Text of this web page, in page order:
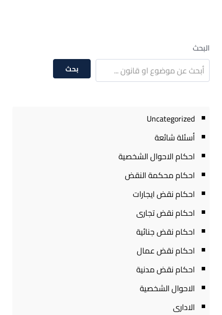
البحث
بحث
Uncategorized
أسئلة شائعة
احكام الاحوال الشخصية
احكام محكمة النقض
احكام نقض ايجارات
احكام نقض تجارى
احكام نقض جنائية
احكام نقض عمال
احكام نقض مدنية
الاحوال الشخصية
الادارى